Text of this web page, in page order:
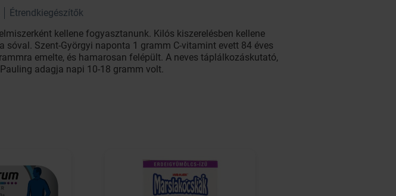
Étrendkiegészítők
kellene fogyasztanunk. Kilós kiszerelésben kellene
Szent-Györgyi naponta 1 gramm C-vitamint evett 84 éves
emelte, és hamarosan felépült. A neves táplálkozáskutató,
adagja napi 10-18 gramm volt.